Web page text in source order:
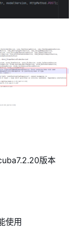
版本
使用